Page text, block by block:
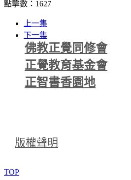
點擊數：1627
上一集
下一集
佛教正覺同修會
正覺教育基金會
正智書香園地
版權聲明
TOP